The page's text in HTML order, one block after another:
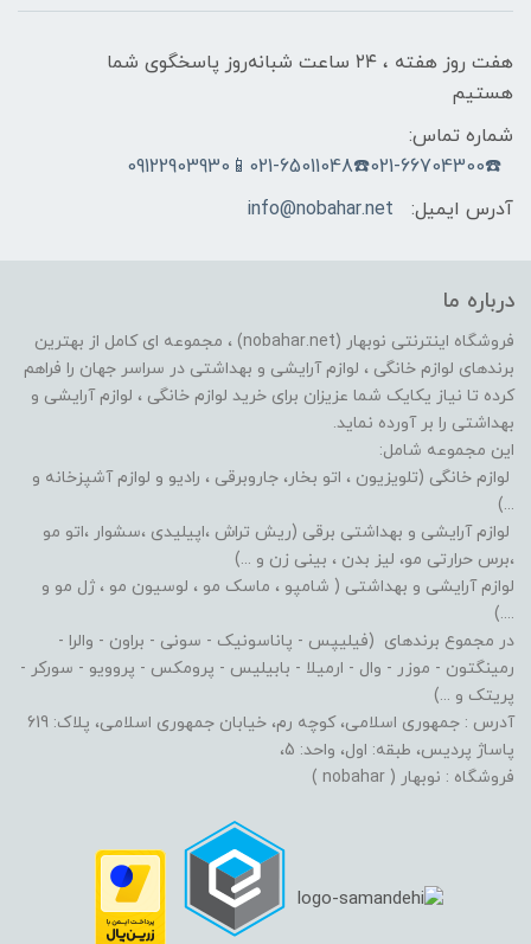
هفت روز هفته ، ۲۴ ساعت شبانه‌روز پاسخگوی شما
هستیم
شماره تماس:
☎️021-66704300☎️021-65011048📱09122903930
آدرس ایمیل:
info@nobahar.net
درباره ما
فروشگاه اینترنتی نوبهار (nobahar.net) ، مجموعه ای کامل از بهترین
برندهای لوازم خانگی ، لوازم آرایشی و بهداشتی در سراسر جهان را فراهم
کرده تا نیاز یکایک شما عزیزان برای خرید لوازم خانگی ، لوازم آرایشی و
بهداشتی را بر آورده نماید.
این مجموعه شامل:
لوازم خانگی (تلویزیون ، اتو بخار، جاروبرقی ، رادیو و لوازم آشپزخانه و
...)
لوازم آرایشی و بهداشتی برقی (ریش تراش ،اپیلیدی ،سشوار ،اتو مو
،برس حرارتی مو، لیز بدن ، بینی زن و ...)
لوازم آرایشی و بهداشتی ( شامپو ، ماسک مو ، لوسیون مو ، ژل مو و
....)
در مجموع برندهای (فیلیپس - پاناسونیک - سونی - براون - والرا -
رمینگتون - موزر - وال - ارمیلا - بابیلیس - پرومکس - پروویو - سورکر -
پریتک و ...)
آدرس : جمهوری اسلامی، کوچه رم، خیابان جمهوری اسلامی، پلاک: 619
پاساژ پردیس، طبقه: اول، واحد: 5،
فروشگاه : نوبهار ( nobahar )